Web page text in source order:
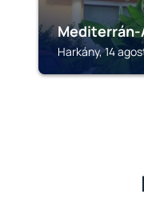
Mediterrán-
Harkány, 14